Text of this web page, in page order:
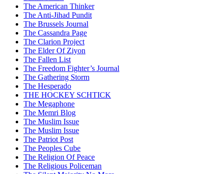
The American Thinker
The Anti-Jihad Pundit
The Brussels Journal
The Cassandra Page
The Clarion Project
The Elder Of Ziyon
The Fallen List
The Freedom Fighter’s Journal
The Gathering Storm
The Hesperado
THE HOCKEY SCHTICK
The Megaphone
The Memri Blog
The Muslim Issue
The Muslim Issue
The Patriot Post
The Peoples Cube
The Religion Of Peace
The Religious Policeman